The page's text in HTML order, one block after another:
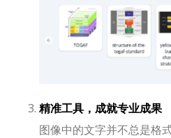
精准工具，成就专业成果
图像中的文字并不总是